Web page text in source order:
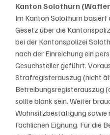
Kanton Solothurn
Im Kanton Solothurn basiert
Gesetz über die
bei der Kantonspolizei
nach der Einreichung ein
Gesuchsteller geführt.
Strafregisterauszug (nicht
Betreibungsregisterauszug
sollte blank sein. Weiter
Wohnsitzbestätigung sowie
fachlichen Eignung. Für die